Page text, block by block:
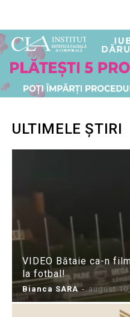
ULTIMELE ȘTIRI
VIDEO Bătaie ca-n
la fotbal!
Bianca SARA - august